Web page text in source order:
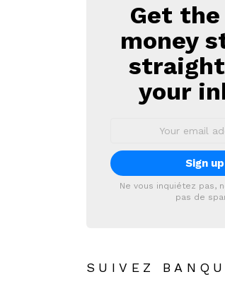
Get
money
your
Ne vous inquiétez pas,
pas de
SUIVEZ